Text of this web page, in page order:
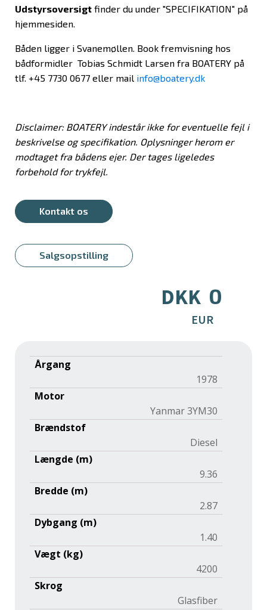
Udstyrsoversigt finder du under "SPECIFIKATION" på
hjemmesiden.
Båden ligger i Svanemøllen. Book fremvisning hos
bådformidler Tobias Schmidt Larsen fra BOATERY på
tlf. +45 7730 0677 eller mail info@boatery.dk
Disclaimer: BOATERY indestår ikke for eventuelle fejl i
beskrivelse og specifikation. Oplysninger herom er
modtaget fra bådens ejer. Der tages ligeledes
forbehold for trykfejl.
Kontakt os
Salgsopstilling
DKK 0
EUR
Årgang
1978
Motor
Yanmar 3YM30
Brændstof
Diesel
Længde (m)
9.36
Bredde (m)
2.87
Dybgang (m)
1.40
Vægt (kg)
4200
Skrog
Glasfiber